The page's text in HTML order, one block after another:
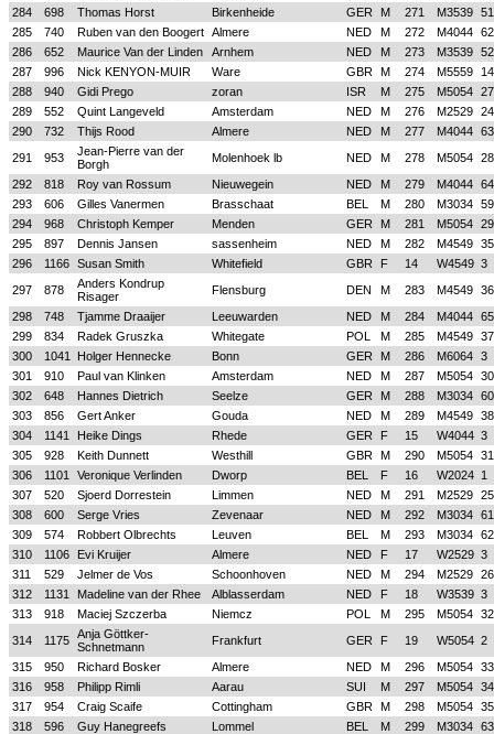
284
698 Thomas Horst Birkenheide GER M 271 M3539 51
285
740 Ruben van den Boogert Almere NED M 272 M4044 62
286
652 Maurice Van der Linden Arnhem NED M 273 M3539 52
287
996 Nick KENYON-MUIR Ware GBR M 274 M5559
14
288
940 Gidi Prego zoran ISR M 275 M5054 27
289
552 Quint Langeveld Amsterdam NED M 276 M2529 24
290
732 Thijs Rood Almere NED M 277 M4044 63
291
953
Jean-Pierre van der
Borgh
Molenhoek lb NED M 278 M5054 28
292
818 Roy van Rossum Nieuwegein NED M 279 M4044 64
293
606 Gilles Vanermen Brasschaat BEL M 280 M3034 59
294
968 Christoph Kemper Menden GER M 281 M5054 29
295
897 Dennis Jansen sassenheim NED M 282 M4549 35
296
1166 Susan Smith Whitefield GBR F 14 W4549 3
297
878
Anders Kondrup
Risager
Flensburg DEN M 283 M4549 36
298
748 Tjamme Draaijer Leeuwarden NED M 284 M4044 65
299
834 Radek Gruszka Whitegate POL M 285 M4549 37
300
1041 Holger Hennecke Bonn GER M 286 M6064 3
301
910 Paul van Klinken Amsterdam NED M 287 M5054 30
302
648 Hannes Dietrich Seelze GER M 288 M3034 60
303
856 Gert Anker Gouda NED M 289 M4549 38
304
1141 Heike Dings Rhede GER F 15 W4044 3
305
928 Keith Dunnett Westhill GBR M 290 M5054 31
306
1101 Veronique Verlinden Dworp BEL F 16 W2024 1
307
520 Sjoerd Dorrestein Limmen NED M 291 M2529 25
308
600 Serge Vries Zevenaar NED M 292 M3034 61
309
574 Robbert Olbrechts Leuven BEL M 293 M3034 62
310
1106 Evi Kruijer Almere NED F 17 W2529 3
311
529 Jelmer de Vos Schoonhoven NED M 294 M2529 26
312
1131 Madeline van der Rhee Alblasserdam NED F 18 W3539 3
313
918 Maciej Szczerba Niemcz POL M 295 M5054 32
314
1175 Anja Göttker-
Schnetmann
Frankfurt GER F 19 W5054 2
315
950 Richard Bosker Almere NED M 296 M5054 33
316
958 Philipp Rimli Aarau SUI M 297 M5054 34
317
954 Craig Scaife Cottingham GBR M 298 M5054 35
318
596 Guy Hanegreefs Lommel BEL M 299 M3034 63